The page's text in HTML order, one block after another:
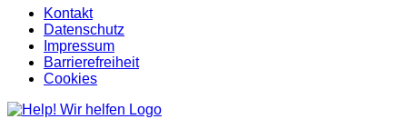
Kontakt
Datenschutz
Impressum
Barrierefreiheit
Cookies